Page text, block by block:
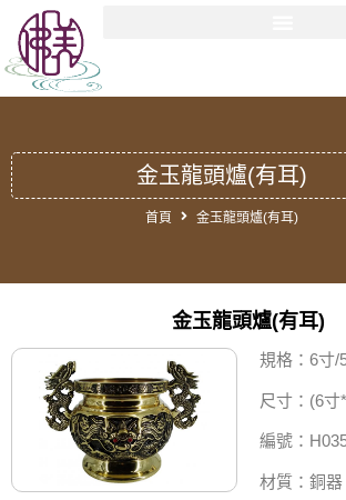
金玉龍頭爐(有耳)
首頁 金玉龍頭爐(有耳)
金玉龍頭爐(有耳)
規格：6寸/
尺寸：(6寸
編號：
材質：銅器